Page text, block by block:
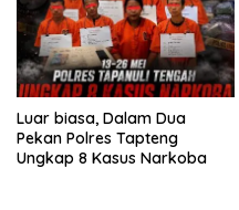
Luar biasa, Dalam Dua
Pekan Polres Tapteng
Ungkap 8 Kasus Narkoba